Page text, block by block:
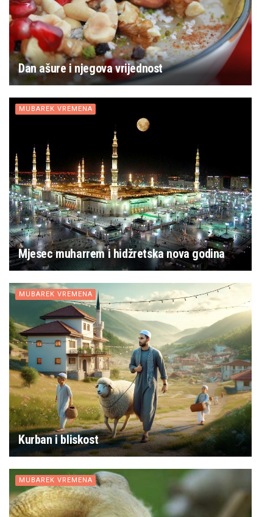
Dan ašure i njegova vrijednost
MUBAREK VREMENA
Mjesec muharrem i hidžretska nova godina
MUBAREK VREMENA
Kurban i bliskost
MUBAREK VREMENA